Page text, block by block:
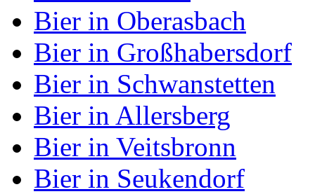
Bier in Oberasbach
Bier in Großhabersdorf
Bier in Schwanstetten
Bier in Allersberg
Bier in Veitsbronn
Bier in Seukendorf